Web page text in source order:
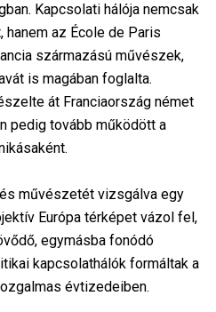
Kapcsolati hálója nemcsak
az École de Paris
származású művészek,
is magában foglalta.
át Franciaország német
pedig tovább működött a
művészetét vizsgálva egy
Európa térképet vázol fel,
egymásba fonódó
kapcsolathálók formáltak a
évtizedeiben.